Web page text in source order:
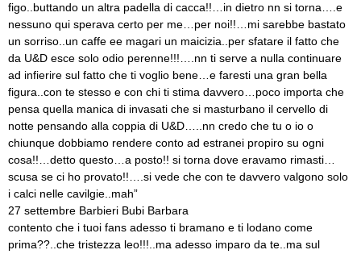
figo..buttando un altra padella di cacca!!…in dietro nn si torna….e
nessuno qui sperava certo per me…per noi!!…mi sarebbe bastato
un sorriso..un caffe ee magari un maicizia..per sfatare il fatto che
da U&D esce solo odio perenne!!!….nn ti serve a nulla continuare
ad infierire sul fatto che ti voglio bene…e faresti una gran bella
figura..con te stesso e con chi ti stima davvero…poco importa che
pensa quella manica di invasati che si masturbano il cervello di
notte pensando alla coppia di U&D…..nn credo che tu o io o
chiunque dobbiamo rendere conto ad estranei propiro su ogni
cosa!!…detto questo…a posto!! si torna dove eravamo rimasti…
scusa se ci ho provato!!….si vede che con te davvero valgono solo
i calci nelle cavilgie..mah”
27 settembre Barbieri Bubi Barbara
contento che i tuoi fans adesso ti bramano e ti lodano come
prima??..che tristezza leo!!!..ma adesso imparo da te..ma sul